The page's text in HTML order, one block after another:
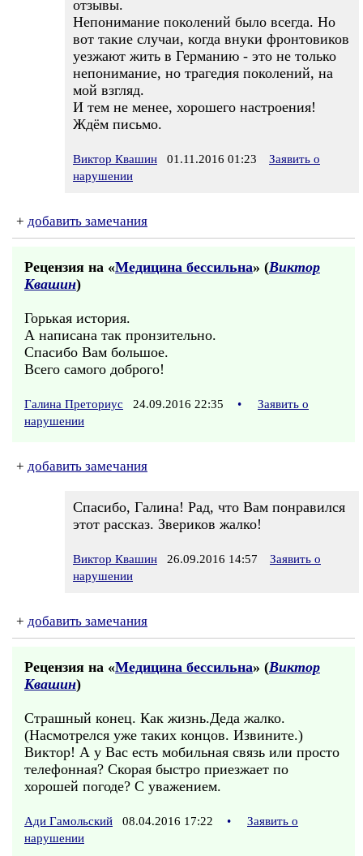
отзывы.
Непонимание поколений было всегда. Но
вот такие случаи, когда внуки фронтовиков
уезжают жить в Германию - это не только
непонимание, но трагедия поколений, на
мой взгляд.
И тем не менее, хорошего настроения!
Ждём письмо.
Виктор Квашин 01.11.2016 01:23
Заявить о
нарушении
+ добавить замечания
Рецензия на «Медицина бессильна» (Виктор
Квашин)
Горькая история.
А написана так пронзительно.
Спасибо Вам большое.
Всего самого доброго!
Галина Преториус 24.09.2016 22:35 •
Заявить о
нарушении
+ добавить замечания
Спасибо, Галина! Рад, что Вам понравился
этот рассказ. Звериков жалко!
Виктор Квашин 26.09.2016 14:57
Заявить о
нарушении
+ добавить замечания
Рецензия на «Медицина бессильна» (Виктор
Квашин)
Страшный конец. Как жизнь.Деда жалко.
(Насмотрелся уже таких концов. Извините.)
Виктор! А у Вас есть мобильная связь или просто
телефонная? Скорая быстро приезжает по
хорошей погоде? С уважением.
Ади Гамольский 08.04.2016 17:22 •
Заявить о
нарушении